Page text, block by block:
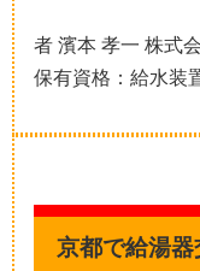
者 濱本 孝一 株式
保有資格：給水装
京都で給湯